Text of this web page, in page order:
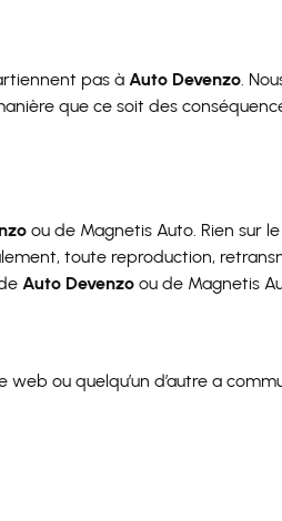
pas à Auto Devenzo.
que ce soit des
ou de Magnetis Auto. Rien sur
toute reproduction,
Auto Devenzo ou de Magnetis
ou quelqu’un d’autre a